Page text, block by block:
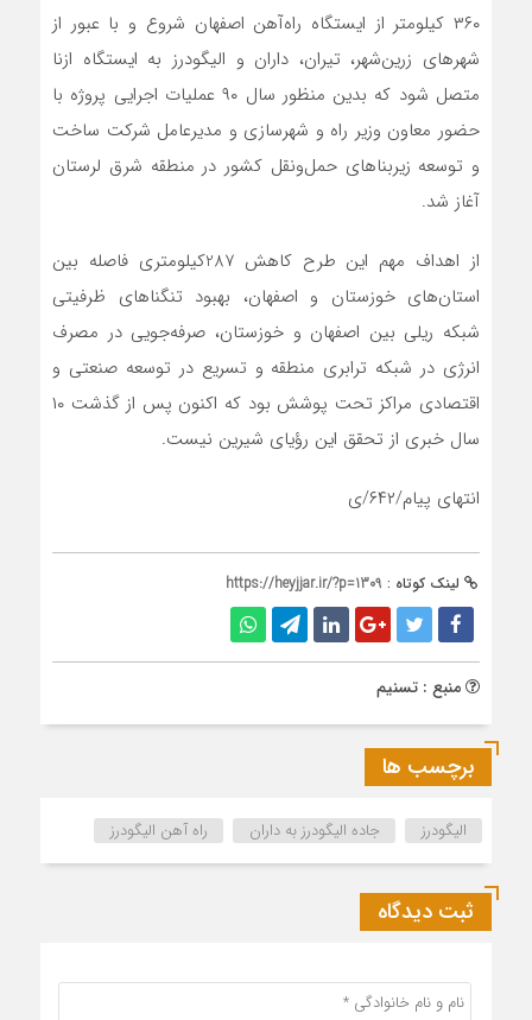
۳۶۰ کیلومتر از ایستگاه راه‌آهن اصفهان شروع و با عبور از
شهرهای زرین‌شهر، تیران، داران و الیگودرز به ایستگاه ازنا
متصل شود که بدین منظور سال ۹۰ عملیات اجرایی پروژه با
حضور معاون وزیر راه و شهرسازی و مدیرعامل شرکت ساخت
و توسعه زیربناهای حمل‌ونقل کشور در منطقه شرق لرستان
آغاز شد.
از اهداف مهم این طرح کاهش 287کیلومتری فاصله بین
استان‌های خوزستان و اصفهان، بهبود تنگناهای ظرفیتی
شبکه ریلی بین اصفهان و خوزستان، صرفه‌جویی در مصرف
انرژی در شبکه ترابری منطقه و تسریع در توسعه صنعتی و
اقتصادی مراکز تحت پوشش بود که اکنون پس از گذشت ۱۰
سال خبری از تحقق این رؤیای شیرین نیست.
انتهای پیام/۶۴۲/ی
لینک کوتاه : https://heyjjar.ir/?p=1309
منبع : تسنیم
برچسب ها
الیگودرز جاده الیگودرز به داران راه آهن الیگودرز
ثبت دیدگاه